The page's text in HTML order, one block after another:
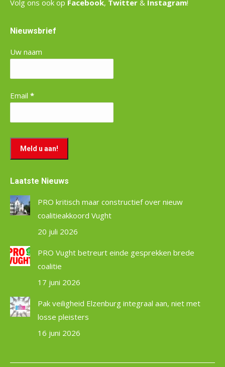
Volg ons ook op Facebook, Twitter & Instagram!
Nieuwsbrief
Uw naam
Email *
Laatste Nieuws
PRO kritisch maar constructief over nieuw
coalitieakkoord Vught
20 juli 2026
PRO Vught betreurt einde gesprekken brede
coalitie
17 juni 2026
Pak veiligheid Elzenburg integraal aan, niet met
losse pleisters
16 juni 2026